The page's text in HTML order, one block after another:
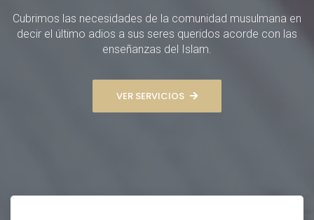
Cubrimos las necesidades de la comunidad musulmana en
decir el último adios a sus seres queridos acorde con las
enseñanzas del Islam.
VER SERVICIOS